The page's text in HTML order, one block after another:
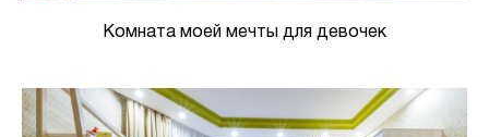
Комната моей мечты для девочек